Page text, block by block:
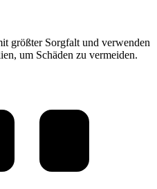
größter Sorgfalt und verwenden
um Schäden zu vermeiden.